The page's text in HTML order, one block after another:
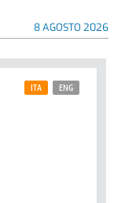
8 AGOSTO 2026